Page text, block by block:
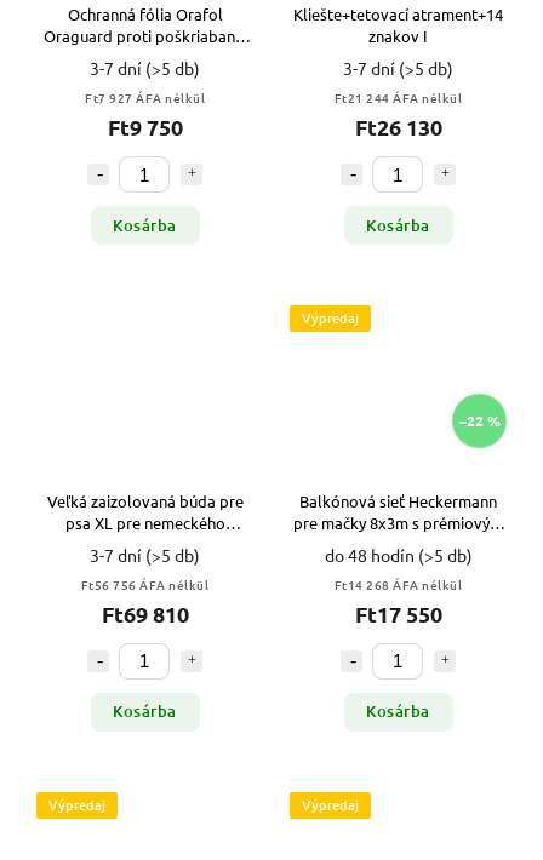
Ochranná fólia Orafol
Oraguard proti poškriabaniu
dverí a nábytku 126x50 cm
3-7 dní (>5 db)
Ft7 927 ÁFA nélkül
Ft9 750
Kosárba
Kliešte+tetovací atrament+14
znakov I
3-7 dní (>5 db)
Ft21 244 ÁFA nélkül
Ft26 130
Kosárba
Veľká zaizolovaná búda pre
psa XL pre nemeckého
ovčiaka
3-7 dní (>5 db)
Ft56 756 ÁFA nélkül
Ft69 810
Kosárba
Výpredaj
–22 %
Balkónová sieť Heckermann
pre mačky 8x3m s prémiovým
drôtom bez vŕtacej sady VYPR
do 48 hodín (>5 db)
Ft14 268 ÁFA nélkül
Ft17 550
Kosárba
Výpredaj Výpredaj